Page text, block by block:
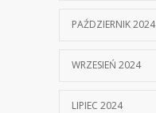
PAŹDZIERNIK 2024
WRZESIEŃ 2024
LIPIEC 2024